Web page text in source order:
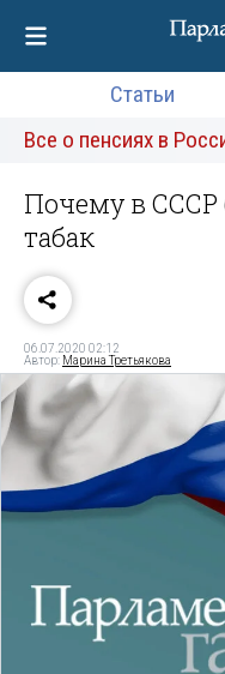
Статьи
Все о пенсиях в
Почему в
табак
06.07.2020 02:12
Автор: Марина Третьякова